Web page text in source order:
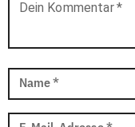
Dein Kommentar*
Name *